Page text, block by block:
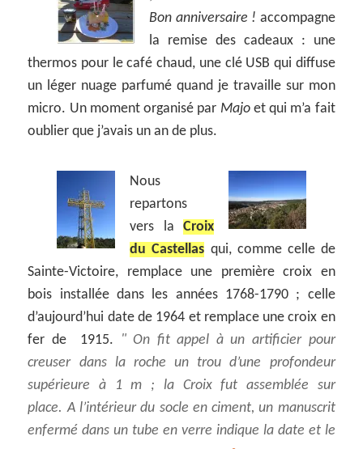
Bon anniversaire ! accompagne
la remise des cadeaux : une
thermos pour le café chaud, une clé USB qui diffuse
un léger nuage parfumé quand je travaille sur mon
micro. Un moment organisé par Majoet qui m’a fait
oublier que j’avais un an de plus.
Nous
repartons
vers la Croix
du Castellas qui, comme celle de
Sainte-Victoire, remplace une première croix en
bois installée dans les années 1768-1790 ; celle
d’aujourd’hui date de 1964 et remplace une croix en
fer de 1915.
On fit appel à un artificier pour
creuser dans la roche un trou d’une profondeur
supérieure à 1 m ; la Croix fut assemblée sur
place. A l’intérieur du socle en ciment, un manuscrit
enfermé dans un tube en verre indique la date et le